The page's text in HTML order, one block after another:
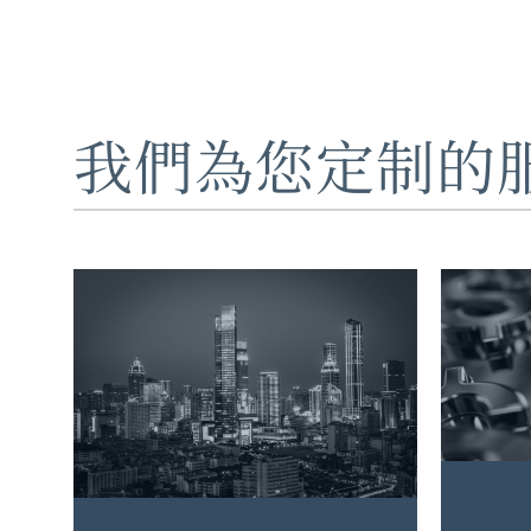
我們為您定制的